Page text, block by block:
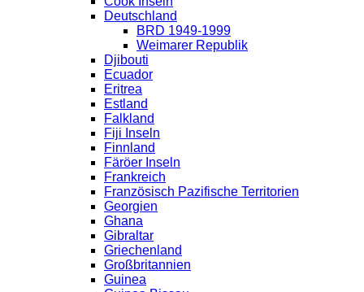
Deutschland
BRD 1949-1999
Weimarer Republik
Djibouti
Ecuador
Eritrea
Estland
Falkland
Fiji Inseln
Finnland
Färöer Inseln
Frankreich
Französisch Pazifische Territorien
Georgien
Ghana
Gibraltar
Griechenland
Großbritannien
Guinea